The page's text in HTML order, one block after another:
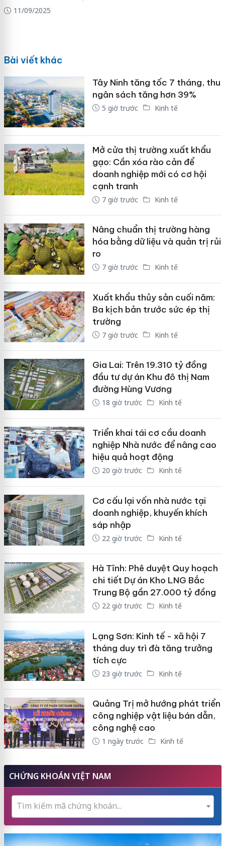
11/09/2025
Bài viết khác
Tây Ninh tăng tốc 7 tháng, thu
ngân sách tăng hơn 39%
5 giờ trước Kinh tế
Mở cửa thị trường xuất khẩu
gạo: Cần xóa rào cản để
doanh nghiệp mới có cơ hội
cạnh tranh
7 giờ trước Kinh tế
Nâng chuẩn thị trường hàng
hóa bằng dữ liệu và quản trị rủi
ro
7 giờ trước Kinh tế
Xuất khẩu thủy sản cuối năm:
Ba kịch bản trước sức ép thị
trường
7 giờ trước Kinh tế
Gia Lai: Trên 19.310 tỷ đồng
đầu tư dự án Khu đô thị Nam
đường Hùng Vương
18 giờ trước Kinh tế
Triển khai tái cơ cầu doanh
nghiệp Nhà nước để nâng cao
hiệu quả hoạt động
20 giờ trước Kinh tế
Cơ cấu lại vốn nhà nước tại
doanh nghiệp, khuyến khích
sáp nhập
22 giờ trước Kinh tế
Hà Tĩnh: Phê duyệt Quy hoạch
chi tiết Dự án Kho LNG Bắc
Trung Bộ gần 27.000 tỷ đồng
22 giờ trước Kinh tế
Lạng Sơn: Kinh tế - xã hội 7
tháng duy trì đà tăng trưởng
tích cực
23 giờ trước Kinh tế
Quảng Trị mở hướng phát triển
công nghiệp vật liệu bán dẫn,
công nghệ cao
1 ngày trước Kinh tế
CHỨNG KHOÁN VIỆT NAM
Tìm kiếm mã chứng khoán...